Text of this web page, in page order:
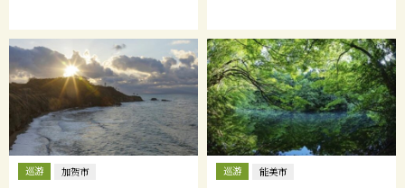
巡游 加贺市 巡游 能美市